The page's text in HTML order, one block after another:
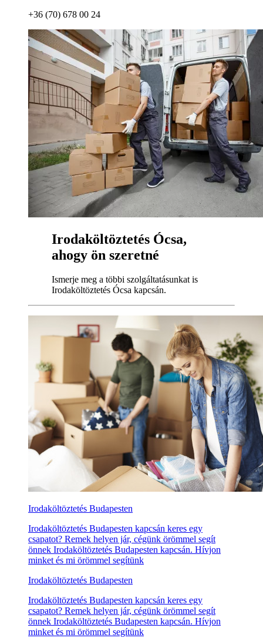
+36 (70) 678 00 24
Irodaköltöztetés Ócsa,
ahogy ön szeretné
Ismerje meg a többi szolgáltatásunkat is
Irodaköltöztetés Ócsa kapcsán.
Irodaköltöztetés Budapesten
Irodaköltöztetés Budapesten kapcsán keres egy
csapatot? Remek helyen jár, cégünk örömmel segít
önnek Irodaköltöztetés Budapesten kapcsán. Hívjon
minket és mi örömmel segítünk
Irodaköltöztetés Budapesten
Irodaköltöztetés Budapesten kapcsán keres egy
csapatot? Remek helyen jár, cégünk örömmel segít
önnek Irodaköltöztetés Budapesten kapcsán. Hívjon
minket és mi örömmel segítünk